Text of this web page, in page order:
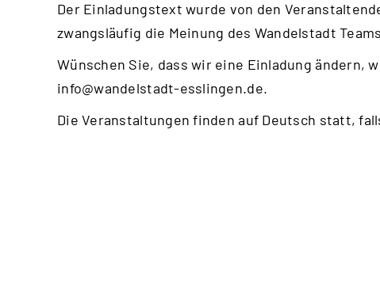
Der Einladungstext wurde von den
zwangsläufig die Meinung des Wandelstadt
Wünschen Sie, dass wir eine Einladung ändern,
info@wandelstadt-esslingen.de.
Die Veranstaltungen finden auf Deutsch statt,